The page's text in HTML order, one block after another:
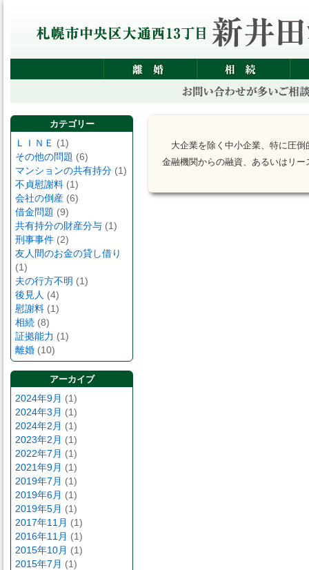
カテゴリー
ＬＩＮＥ (1)
その他の問題 (6)
マンションの共有持分 (1)
不貞慰謝料 (1)
会社の倒産 (6)
借金問題 (9)
共有持分の財産分与 (1)
刑事事件 (2)
友人間のお金の貸し借り
(1)
夫の行方不明 (1)
後見人 (4)
慰謝料 (1)
相続 (8)
証拠能力 (1)
離婚 (10)
アーカイブ
2024年9月 (1)
2024年3月 (1)
2024年2月 (1)
2023年2月 (1)
2022年7月 (1)
2021年9月 (1)
2019年7月 (1)
2019年6月 (1)
2019年5月 (1)
2017年11月 (1)
2016年11月 (1)
2015年10月 (1)
2015年7月 (1)
大企業を除く中小企業、特に圧倒
金融機関からの融資、あるいはリ